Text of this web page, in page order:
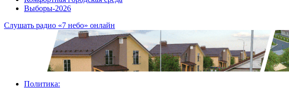
Выборы-2026
Слушать радио «7 небо» онлайн
Политика: